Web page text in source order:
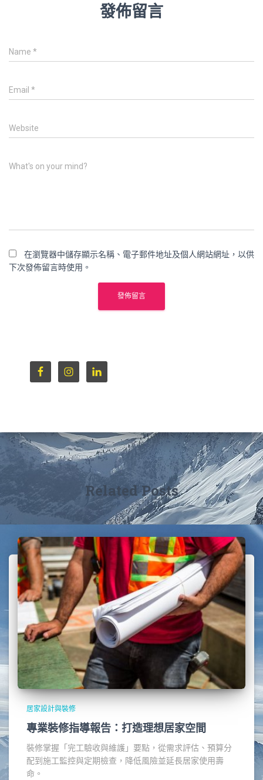
發佈留言
Name *
Email *
Website
What's on your mind?
在瀏覽器中儲存顯示名稱、電子郵件地址及個人網站網址，以供
下次發佈留言時使用。
Related Posts
居家設計與裝修
專業裝修指導報告：打造理想居家空間
裝修掌握「完工驗收與維護」要點，從需求評估、預算分
配到施工監控與定期檢查，降低風險並延長居家使用壽
命。